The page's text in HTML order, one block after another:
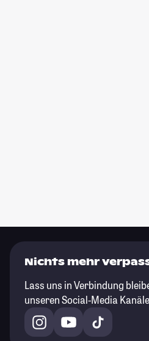
Nichts mehr
Lass uns in Verbindung
unseren Social-Media